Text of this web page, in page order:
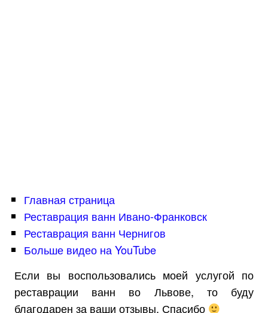
Главная страница
Реставрация ванн Ивано-Франковск
Реставрация ванн Чернигов
Больше видео на YouTube
Если вы воспользовались моей услугой по
реставрации ванн во Львове, то буду
благодарен за ваши отзывы. Спасибо